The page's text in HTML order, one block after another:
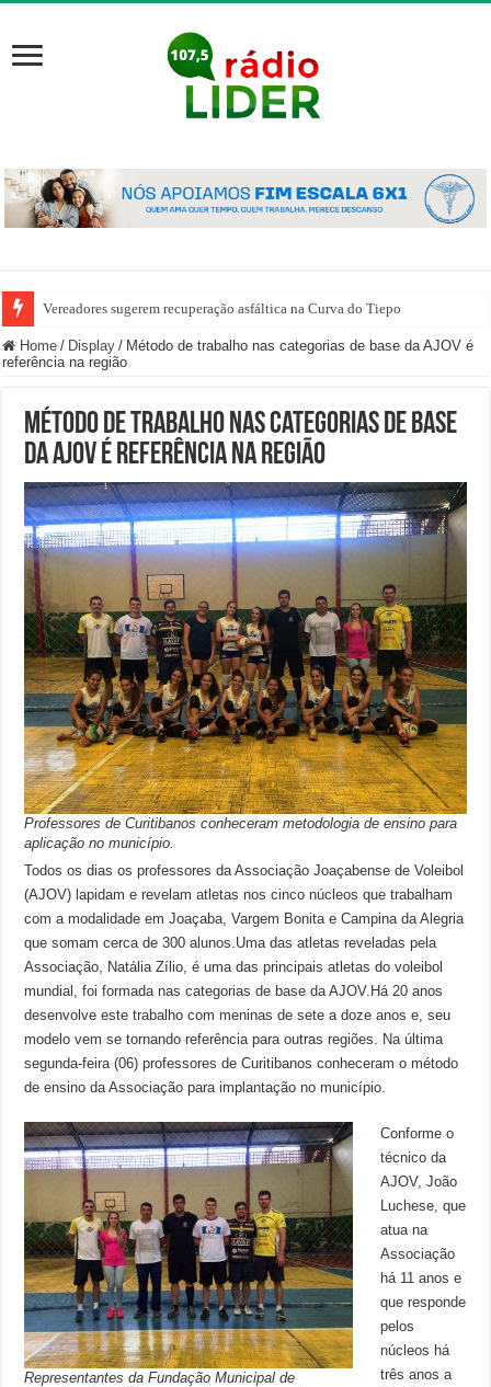
Vereadores sugerem recuperação asfáltica na Curva do Tiepo
Home / Display / Método de trabalho nas categorias de base da AJOV é
referência na região
Método de trabalho nas categorias de base
da AJOV é referência na região
Professores de Curitibanos conheceram metodologia de ensino para
aplicação no município.
Todos os dias os professores da Associação Joaçabense de Voleibol
(AJOV) lapidam e revelam atletas nos cinco núcleos que trabalham
com a modalidade em Joaçaba, Vargem Bonita e Campina da Alegria
que somam cerca de 300 alunos.Uma das atletas reveladas pela
Associação, Natália Zílio, é uma das principais atletas do voleibol
mundial, foi formada nas categorias de base da AJOV.Há 20 anos
desenvolve este trabalho com meninas de sete a doze anos e, seu
modelo vem se tornando referência para outras regiões. Na última
segunda-feira (06) professores de Curitibanos conheceram o método
de ensino da Associação para implantação no município.
Representantes da Fundação Municipal de
Conforme o
técnico da
AJOV, João
Luchese, que
atua na
Associação
há 11 anos e
que responde
pelos
núcleos há
três anos a